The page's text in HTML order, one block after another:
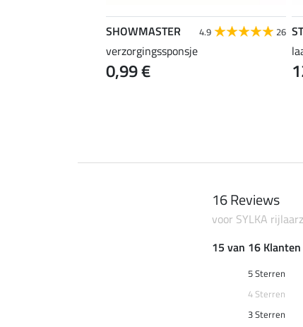
SHOWMASTER 4.9 26
verzorgingssponsje
0,99 €
16 Reviews
voor SYLKA
15 van 16
5 Sterren
4 Sterren
3 Sterren